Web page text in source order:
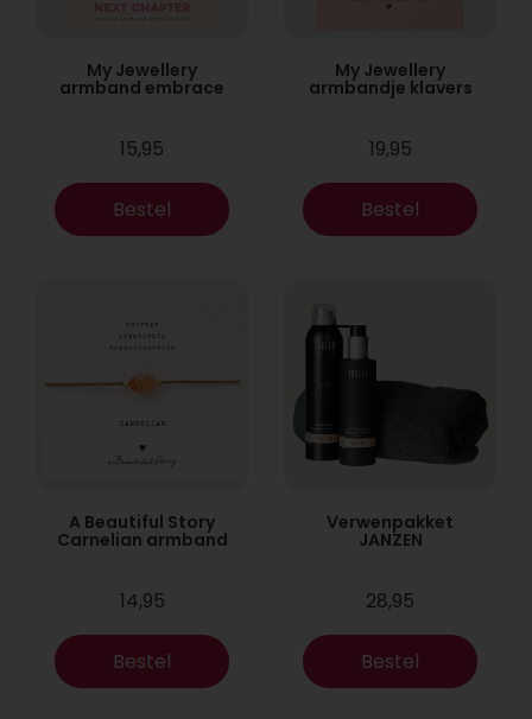
My Jewellery
armband embrace
15,95
Bestel
My Jewellery
armbandje klavers
19,95
Bestel
A Beautiful Story
Carnelian armband
14,95
Bestel
Verwenpakket
JANZEN
28,95
Bestel